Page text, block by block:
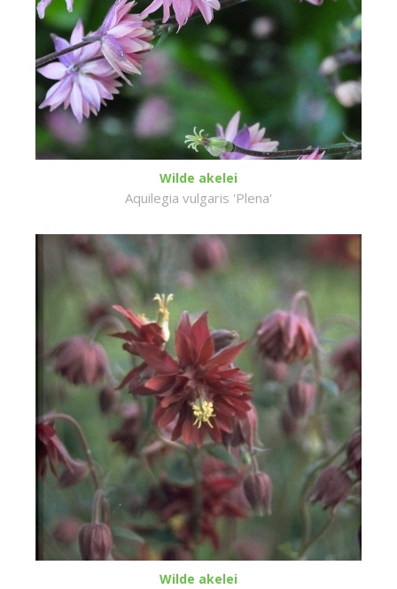
Wilde akelei
Aquilegia vulgaris 'Plena'
Wilde akelei